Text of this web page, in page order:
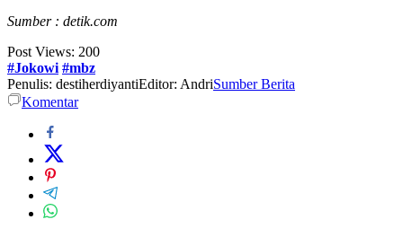
Sumber : detik.com
Post Views: 200
#Jokowi #mbz
Penulis: destiherdiyantiEditor: AndriSumber Berita
Komentar